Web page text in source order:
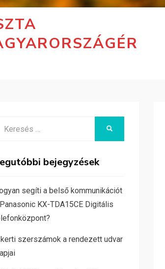
bejegyzések
segíti a belső kommunikációt
KX-TDA15CE Digitális
szerszámok a rendezett udvar